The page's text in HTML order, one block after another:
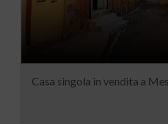
Casa singola in vendita a